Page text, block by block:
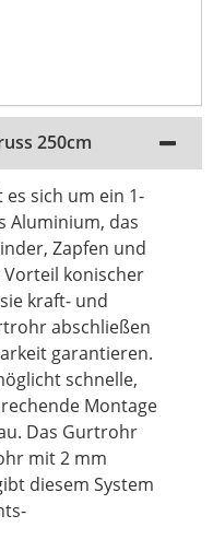
250cm
es sich um ein 1-
Aluminium, das
Zapfen und
konischer
kraft- und
abschließen
garantieren.
schnelle,
Montage
Das Gurtrohr
mit 2 mm
diesem System